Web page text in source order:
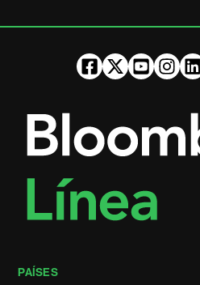
PAÍSES